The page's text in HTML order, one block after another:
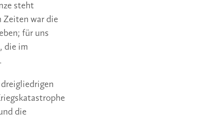
steht
Zeiten war die
für uns
die im
die